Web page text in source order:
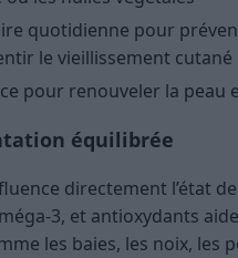
quotidienne pour
le vieillissement cutané
pour renouveler la peau
équilibrée
directement l’état
3, et antioxydants
les baies, les noix, les